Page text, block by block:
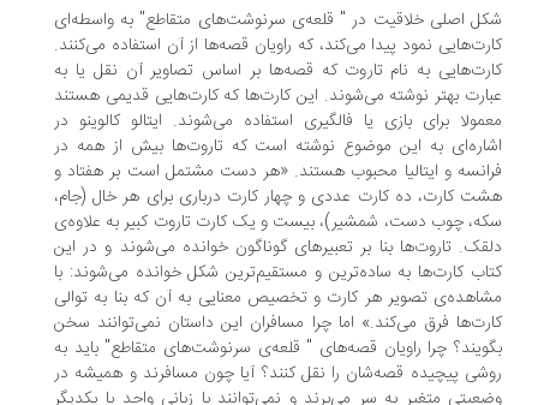
اصلی خلاقیت در " قلعه‌ی سرنوشت‌های متقاطع" به واسطه‌ای
نمود پیدا می‌کند، که راویان قصه‌ها از آن استفاده می‌کنند.
به نام تاروت که قصه‌ها بر اساس تصاویر آن نقل یا به
بهتر نوشته می‌شوند. این کارت‌ها که کارت‌هایی قدیمی هستند
برای بازی یا فالگیری استفاده می‌شوند. ایتالو کالوینو در
به این موضوع نوشته است که تاروت‌ها بیش از همه در
و ایتالیا محبوب هستند. «هر دست مشتمل است بر هفتاد و
کارت، ده کارت عددی و چهار کارت درباری برای هر خال (جام،
چوب دست، شمشیر)، بیست و یک کارت تاروت کبیر به علاوه‌ی
تاروت‌ها بنا بر تعبیرهای گوناگون خوانده می‌شوند و در این
کارت‌ها به ساده‌ترین و مستقیم‌ترین شکل خوانده می‌شوند: با
تصویر هر کارت و تخصیص معنایی به آن که بنا به توالی
فرق می‌کند.» اما چرا مسافران این داستان نمی‌توانند سخن
چرا راویان قصه‌های " قلعه‌ی سرنوشت‌های متقاطع" باید به
پیچیده قصه‌شان را نقل کنند؟ آیا چون مسافرند و همیشه در
متغیر به سر می‌برند و نمی‌توانند با زبانی واحد با یکدیگر